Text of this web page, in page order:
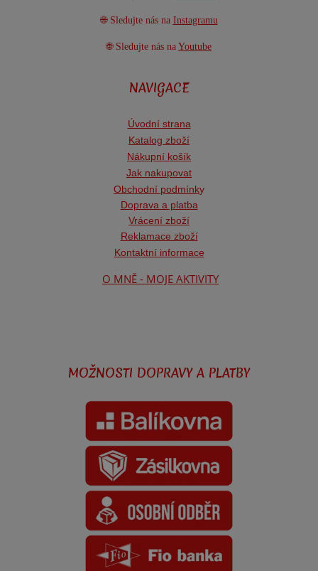
🌐 Sledujte nás na Instagramu
🌐 Sledujte nás na Youtube
NAVIGACE
Úvodní strana
Katalog zboží
Nákupní košík
Jak nakupovat
Obchodní podmínky
Doprava a platba
Vrácení zboží
Reklamace zboží
Kontaktní informace
O MNĚ - MOJE AKTIVITY
MOŽNOSTI DOPRAVY A PLATBY